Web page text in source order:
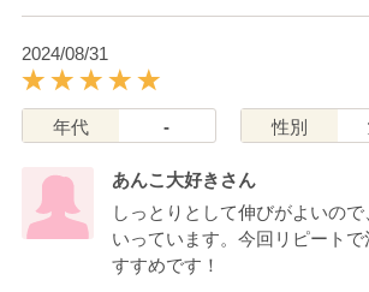
2024/08/31
年代 - 性別
あんこ大好きさん
しっとりとして伸びがよいの
いっています。今回リピート
すすめです！